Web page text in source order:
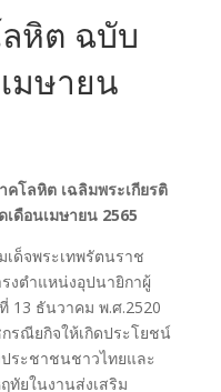
หิต ฉบับ
มษายน
คโลหิต เฉลิมพระเกียรติ
ดือนเมษายน 2565
เด็จพระเทพรัตนราช
งตำแหน่งอุปนายิกาผู้
13 ธันวาคม พ.ศ.2520
รณียกิจให้เกิดประโยชน์
ระชาชนชาวไทยและ
ทัยในงานส่งเสริม